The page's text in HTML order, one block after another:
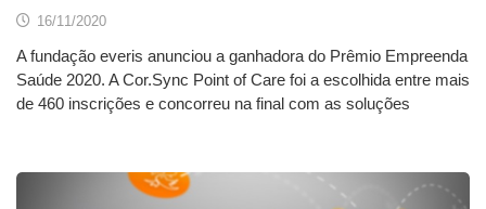
16/11/2020
A fundação everis anunciou a ganhadora do Prêmio Empreenda
Saúde 2020. A Cor.Sync Point of Care foi a escolhida entre mais
de 460 inscrições e concorreu na final com as soluções